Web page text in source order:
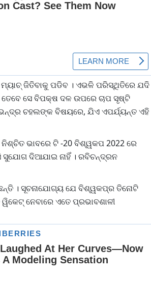
ମ୍ୟାଚ୍ ଜିତିବାକୁ ପଡିବ । ଏଭଳି ପରିସ୍ଥିତିରେ ଯଦି
ସେ ବିପକ୍ଷ ଦଳ ଉପରେ ଚାପ ସୃଷ୍ଟି
ଚହଲଙ୍କ ବିଷୟରେ, ଯିଏ ଏପର୍ଯ୍ୟନ୍ତ ଏହି
ଭାବରେ ଟି -20 ବିଶ୍ୱକପ 2022 ରେ
ସୁଯୋଗ ଦିଆଯାଇ ନାହିଁ । ରବିଚନ୍ଦ୍ରନ
। ସୂଚନାଯୋଗ୍ୟ ଯେ ବିଶ୍ୱକପ୍‌ର ତିନୋଟି
ନେବାରେ ଏତେ ପ୍ରଭାବଶାଳୀ